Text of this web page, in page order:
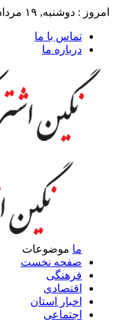
امروز : دوشنبه, ۱۹ مرداد , ۱۴۰۵
تماس با ما
درباره ما
ما موضوعات
صفحه نخست
فرهنگی
اقتصادی
اخبار استان
اجتماعی